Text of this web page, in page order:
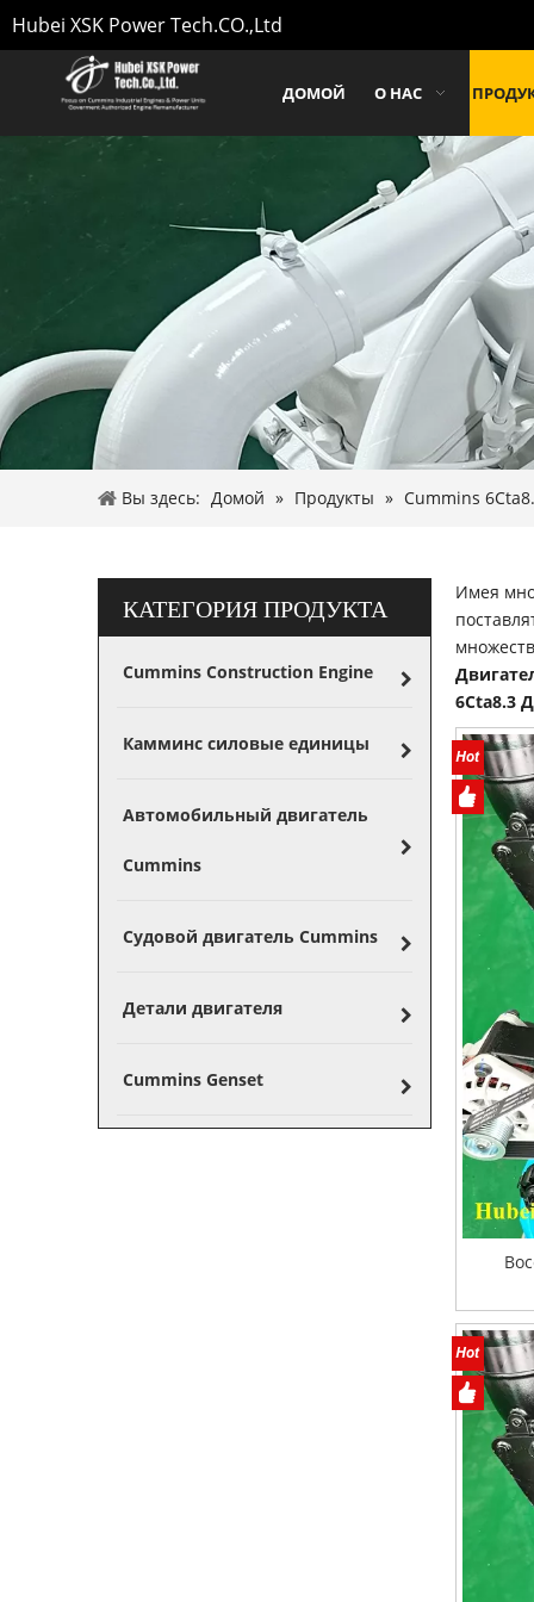
Hubei XSK Power Tech.CO.,Ltd
ДОМОЙ О НАС
Вы здесь: Домой » Продукты » Cummins
КАТЕГОРИЯ ПРОДУКТА
Cummins Construction Engine
Камминс силовые единицы
Автомобильный двигатель
Cummins
Судовой двигатель Cummins
Детали двигателя
Cummins Genset
Имея
6Cta8.3